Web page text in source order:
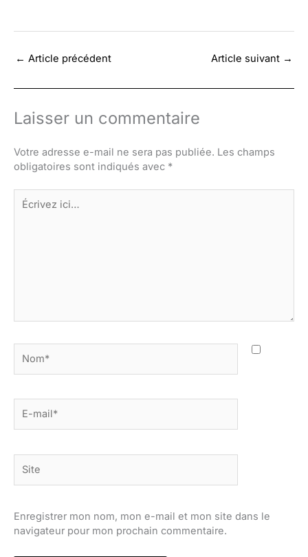
← Article précédent Article suivant →
Laisser un commentaire
Votre adresse e-mail ne sera pas publiée. Les champs
obligatoires sont indiqués avec *
Écrivez
ici…
mail*
Enregistrer mon nom, mon e-mail et mon site dans le
navigateur pour mon prochain commentaire.